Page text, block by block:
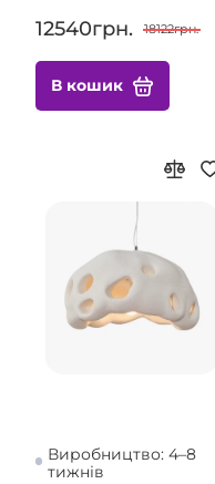
12540грн. 18122грн.
В кошик
Виробництво: 4–8
тижнів